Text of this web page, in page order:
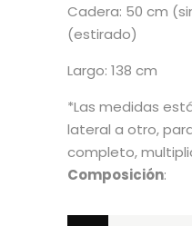
Cadera: 50 cm
(estirado)
Largo: 138 cm
*Las medidas
lateral a otro,
completo,
Composición: